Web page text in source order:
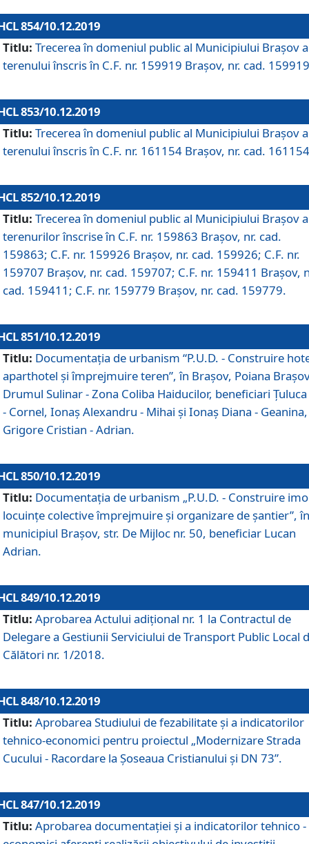
854/10.12.2019
Titlu: Trecerea în domeniul public al Municipiului Braşov a
terenului înscris în C.F. nr. 159919 Brașov, nr. cad.
853/10.12.2019
Titlu: Trecerea în domeniul public al Municipiului Braşov a
terenului înscris în C.F. nr. 161154 Brașov, nr. cad.
852/10.12.2019
Titlu: Trecerea în domeniul public al Municipiului Braşov a
terenurilor înscrise în C.F. nr. 159863 Brașov, nr. cad.
159863; C.F. nr. 159926 Brașov, nr. cad. 159926; C.F. nr.
159707 Brașov, nr. cad. 159707; C.F. nr. 159411 Brașov,
cad. 159411; C.F. nr. 159779 Brașov, nr. cad. 159779.
851/10.12.2019
Titlu: Documentaţia de urbanism “P.U.D. - Construire
aparthotel şi împrejmuire teren”, în Braşov, Poiana
Drumul Sulinar - Zona Coliba Haiducilor, beneficiari
- Cornel, Ionaş Alexandru - Mihai şi Ionaş Diana - Geanina,
Grigore Cristian - Adrian.
850/10.12.2019
Titlu: Documentaţia de urbanism „P.U.D. - Construire
locuințe colective împrejmuire și organizare de șantier”, în
municipiul Braşov, str. De Mijloc nr. 50, beneficiar Lucan
Adrian.
849/10.12.2019
Titlu: Aprobarea Actului adiţional nr. 1 la Contractul de
Delegare a Gestiunii Serviciului de Transport Public Local
Călători nr. 1/2018.
848/10.12.2019
Titlu: Aprobarea Studiului de fezabilitate şi a indicatorilor
tehnico-economici pentru proiectul „Modernizare Strada
Cucului - Racordare la Șoseaua Cristianului și DN 73”.
847/10.12.2019
Titlu: Aprobarea documentației și a indicatorilor tehnico -